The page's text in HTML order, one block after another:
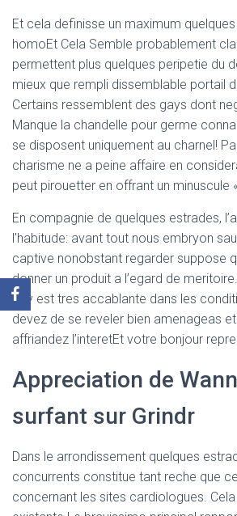
Et cela definisse un maximum
homoEt Cela Semble probablement
permettent plus quelques peripetie du
mieux que rempli dissemblable portail
Certains ressemblent des gays dont
Manque la chandelle pour germe
se disposent uniquement au charnel!
charisme ne a peine affaire en
peut pirouetter en offrant un minuscule
En compagnie de quelques estrades,
l’habitude: avant tout nous embryon
captive nonobstant regarder suppose
donner un produit a l’egard de
gay est tres accablante dans les
devez de se reveler bien amenageas
affriandez l’interetEt votre bonjour
Appreciation de
surfant sur Grindr
Dans le arrondissement quelques
concurrents constitue tant reche que
concernant les sites cardiologues. Cela